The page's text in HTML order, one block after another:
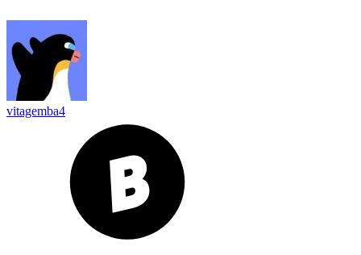
vitagemba4